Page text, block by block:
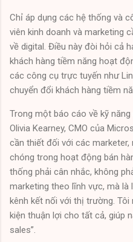
Chỉ áp dụng các hệ thống và
viên kinh doanh và marketing
về digital. Điều này đòi hỏi cả
khách hàng tiềm năng hoạt
các công cụ trực tuyến như
chuyển đổi khách hàng tiềm
Trong một báo cáo về kỹ
Olivia Kearney, CMO của
cần thiết đối với các
chóng trong hoạt động bán
thống phải cân nhắc, không
marketing theo lĩnh vực, mà
kênh kết nối với thị trường.
kiện thuận lợi cho tất cả, giúp
sales”.